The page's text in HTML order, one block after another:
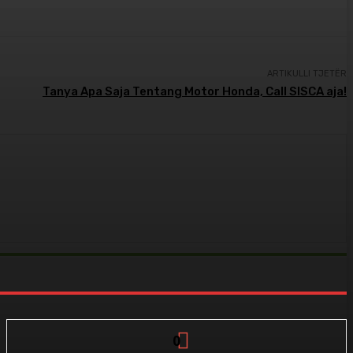
ARTIKULLI TJETËR
Tanya Apa Saja Tentang Motor Honda, Call SISCA aja!
0